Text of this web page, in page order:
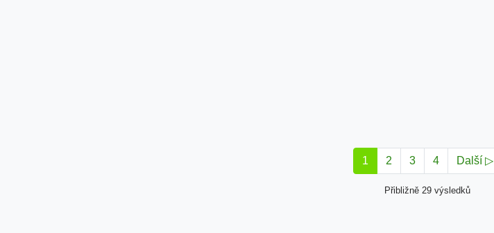
1 2 3 4 Další ▷
Přibližně 29 výsledků